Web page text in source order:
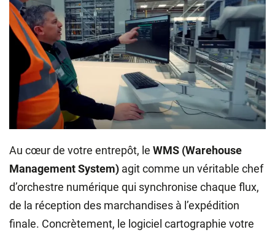
Au cœur de votre entrepôt, le WMS (Warehouse
Management System) agit comme un véritable chef
d’orchestre numérique qui synchronise chaque flux,
de la réception des marchandises à l’expédition
finale. Concrètement, le logiciel cartographie votre